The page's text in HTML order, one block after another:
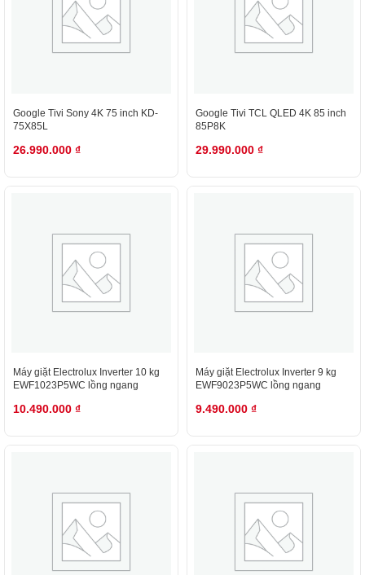
Google Tivi Sony 4K 75 inch KD-
75X85L
26.990.000 ₫
Google Tivi TCL QLED 4K 85 inch
85P8K
29.990.000 ₫
Máy giặt Electrolux Inverter 10 kg
EWF1023P5WC lồng ngang
10.490.000 ₫
Máy giặt Electrolux Inverter 9 kg
EWF9023P5WC lồng ngang
9.490.000 ₫